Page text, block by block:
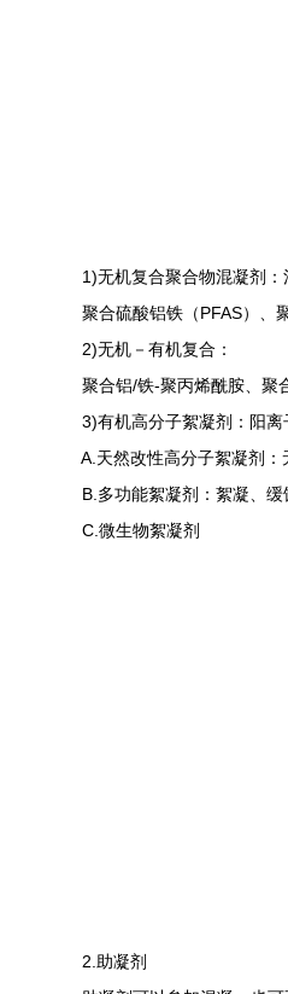
1)无机复合聚合物混凝剂：
聚合硫酸铝铁（PFAS）、聚
2)无机－有机复合：
聚合铝/铁-聚丙烯酰胺、聚合
3)有机高分子絮凝剂：阳离
A.天然改性高分子絮凝剂：
B.多功能絮凝剂：絮凝、缓
C.微生物絮凝剂
2.助凝剂‍